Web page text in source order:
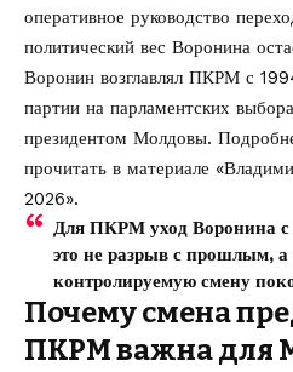
оперативное руководство
политический вес Воронина
Воронин возглавлял ПКРМ с
партии на парламентских
президентом Молдовы.
прочитать в материале
2026».
Для ПКРМ уход Воронина с
это не разрыв с прошлым,
контролируемую смену
Почему смена
ПКРМ важна для